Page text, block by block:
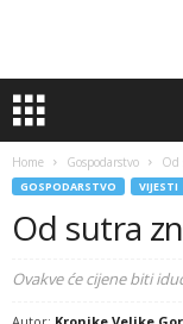
Home Gospodarstvo Od
GOSPODARSTVO VIJESTI
Od sutra
Ovakve će cijene biti